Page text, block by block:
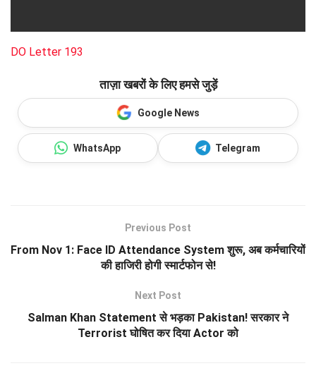
DO Letter 193
ताज़ा खबरों के लिए हमसे जुड़ें
Google News
WhatsApp Telegram
Previous Post
From Nov 1: Face ID Attendance System शुरू, अब कर्मचारियों
की हाजिरी होगी स्मार्टफोन से!
Next Post
Salman Khan Statement से भड़का Pakistan! सरकार ने
Terrorist घोषित कर दिया Actor को